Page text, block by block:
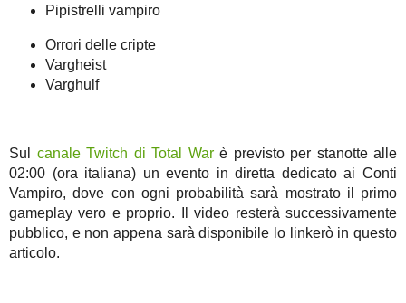
Pipistrelli vampiro
Orrori delle cripte
Vargheist
Varghulf
Sul canale Twitch di Total Warè previsto per stanotte alle
02:00 (ora italiana) un evento in diretta dedicato ai Conti
Vampiro, dove con ogni probabilità sarà mostrato il primo
gameplay vero e proprio. Il video resterà successivamente
pubblico, e non appena sarà disponibile lo linkerò in questo
articolo.